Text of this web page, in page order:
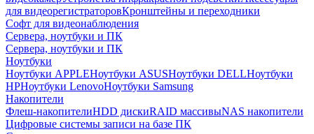
для видеорегистраторовКронштейны и переходники
Софт для видеонаблюдения
Сервера, ноутбуки и ПК
Сервера, ноутбуки и ПК
Ноутбуки
Ноутбуки APPLEНоутбуки ASUSНоутбуки DELLНоутбуки
HPНоутбуки LenovoНоутбуки Samsung
Накопители
Флеш-накопителиHDD дискиRAID массивыNAS накопители
Цифровые системы записи на базе ПК